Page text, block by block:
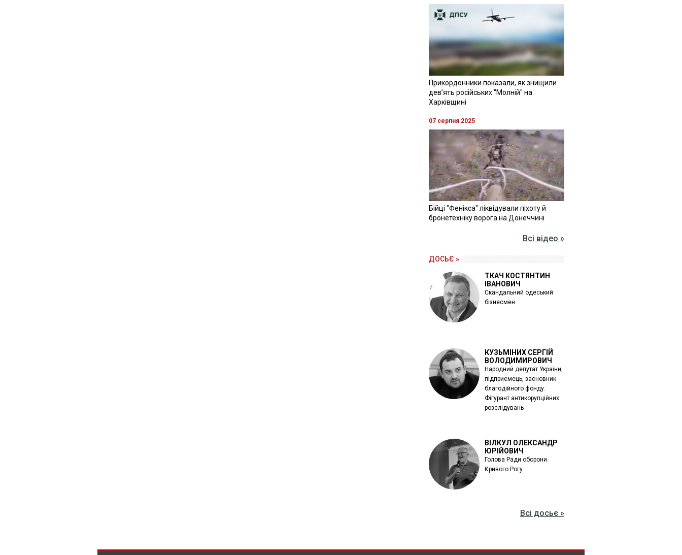
Прикордонники показали, як знищили
девʼять російських "Молній" на
Харківщині
07 серпня 2025
Бійці "Фенікса" ліквідували піхоту й
бронетехніку ворога на Донеччині
Всі відео »
ДОСЬЄ »
ТКАЧ КОСТЯНТИН
ІВАНОВИЧ
Скандальний одеський
бізнесмен
КУЗЬМІНИХ СЕРГІЙ
ВОЛОДИМИРОВИЧ
Народний депутат України,
підприємець, засновник
благодійного фонду.
Фігурант антикорупційних
розслідувань
ВІЛКУЛ ОЛЕКСАНДР
ЮРІЙОВИЧ
Голова Ради оборони
Кривого Рогу
Всі досьє »